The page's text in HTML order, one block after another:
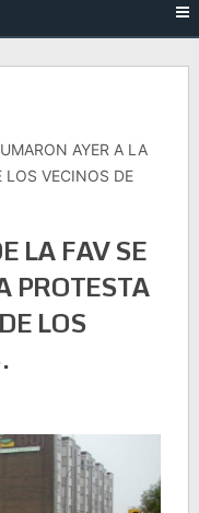
AYER A LA
LOS VECINOS DE
LA FAV SE
PROTESTA
LOS